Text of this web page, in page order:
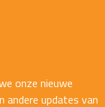
onze nieuwe
andere updates van